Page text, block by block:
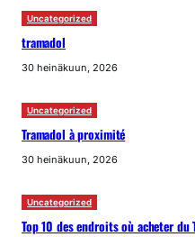
Uncategorized
tramadol
30 heinäkuun, 2026
Uncategorized
Tramadol à proximité
30 heinäkuun, 2026
Uncategorized
Top 10 des endroits où acheter du